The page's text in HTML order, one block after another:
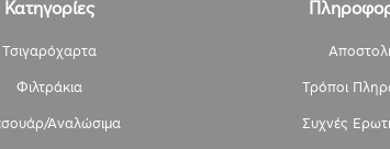
Κατηγορίες
Τσιγαρόχαρτα
Φιλτράκια
Αναλώσιμα
Τρόποι
Συχνές